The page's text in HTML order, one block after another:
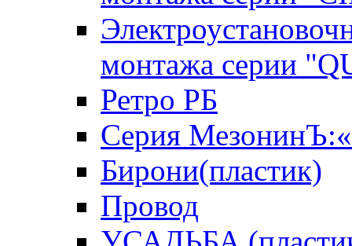
монтажа серии
Ретро РБ
Серия
Бирони(пластик)
Провод